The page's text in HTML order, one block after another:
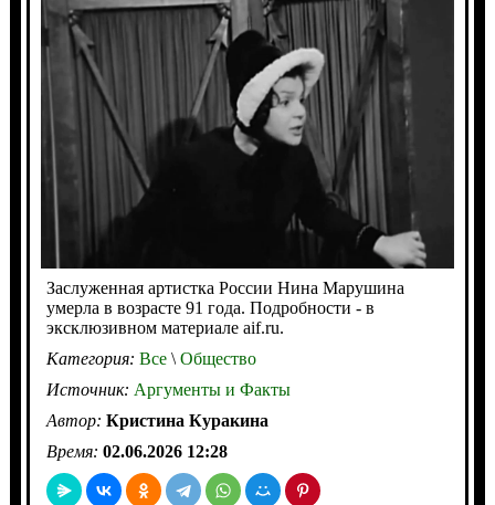
Заслуженная артистка России Нина Марушина
умерла в возрасте 91 года. Подробности - в
эксклюзивном материале aif.ru.
Категория: Все\Общество
Источник: Аргументы и Факты
Автор: Кристина Куракина
Время: 02.06.2026 12:28